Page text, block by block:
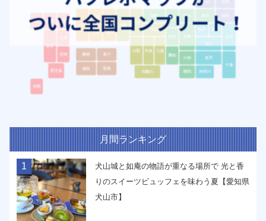
月間ランキング
1
犬山城と如庵の物語が重なる場所で 光と香
りのスイーツビュッフェを味わう夏【愛知県
犬山市】